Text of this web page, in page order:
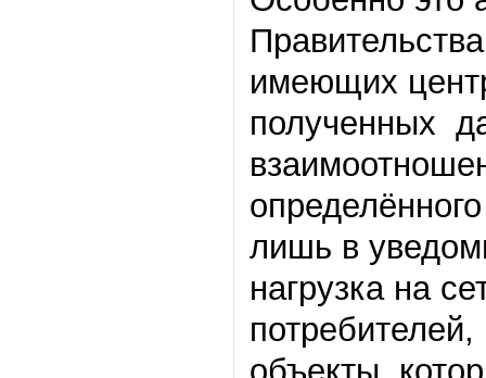
имеющих
полученных
лишь в
нагрузка на